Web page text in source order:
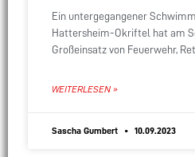
Ein untergegangener
Hattersheim-Okriftel hat am
Großeinsatz von Feuerwehr,
WEITERLESEN »
Sascha Gumbert 10.09.2023